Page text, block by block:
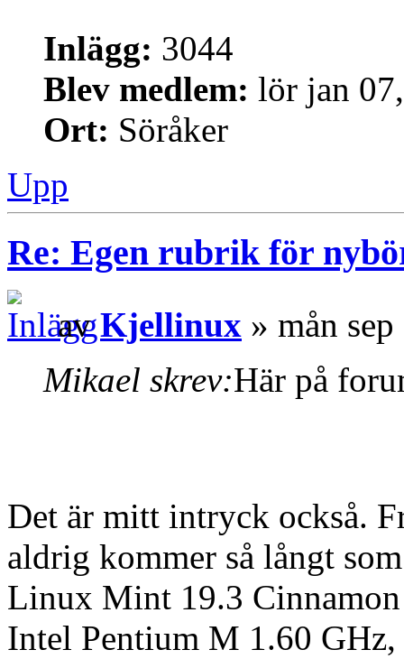
Inlägg: 3044
Blev medlem: lör jan
Ort: Söråker
Upp
Re: Egen rubrik för
avKjellinux » mån
Mikael skrev:Här på
Det är mitt intryck också.
aldrig kommer så långt
Linux Mint 19.3
Intel Pentium M 1.60